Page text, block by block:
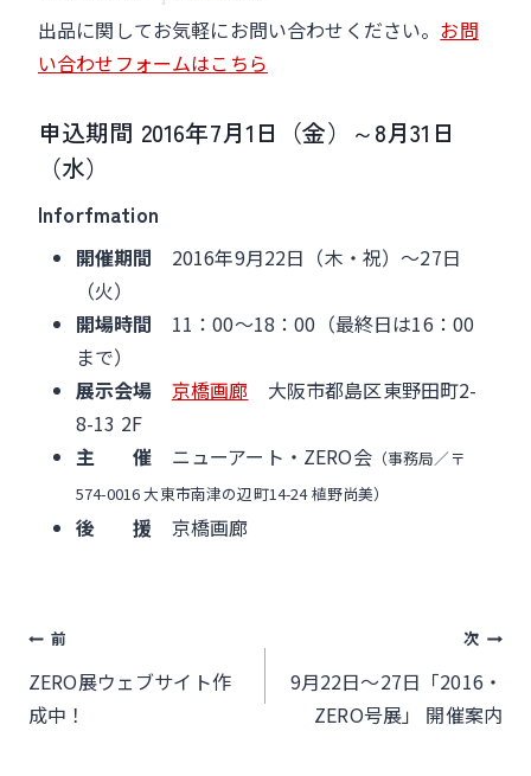
出品に関してお気軽にお問い合わせください。 お問
い合わせフォームはこちら
申込期間 2016年7月1日（金）～8月31日
（水）
Inforfmation
開催期間 2016年9月22日（木・祝）～27日
（火）
開場時間 11：00～18：00（最終日は16：00
まで）
展示会場
京橋画廊 大阪市都島区東野田町2-
8-13 2F
主 催 ニューアート・ZERO会（事務局／〒
574-0016 大東市南津の辺町14-24 植野尚美）
後 援 京橋画廊
投
稿
ナ
前
ZERO展ウェブサイト作
成中！
次
9月22日～27日「2016・
ZERO号展」 開催案内